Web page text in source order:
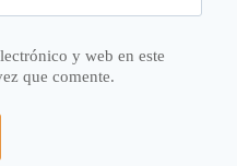
y web en este
que comente.